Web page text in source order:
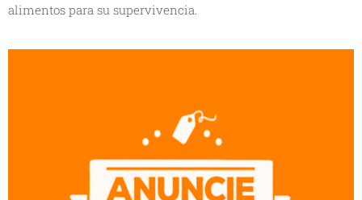
alimentos para su supervivencia.